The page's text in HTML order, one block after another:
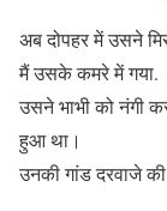
अब दोपहर में उसने
मैं उसके कमरे में गया.
उसने भाभी को नंगी
हुआ था।
उनकी गांड दरवाजे